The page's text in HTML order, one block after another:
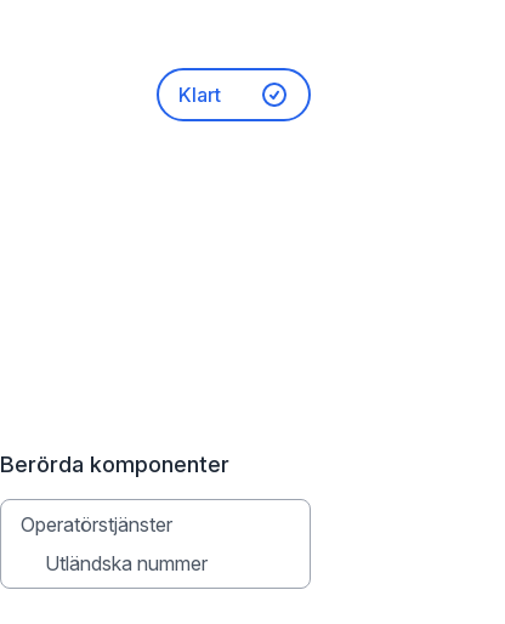
Klart
Berörda komponenter
Operatörstjänster
Utländska nummer